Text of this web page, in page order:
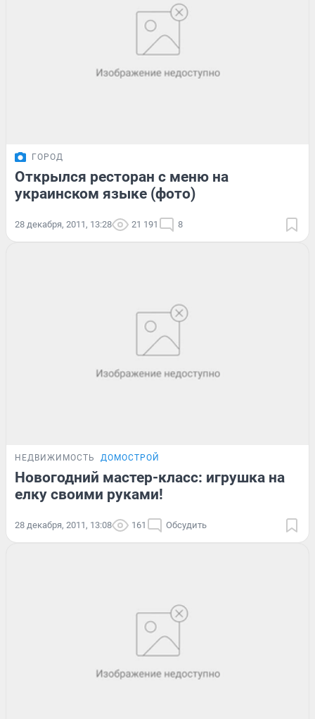
ГОРОД
Открылся ресторан с меню на
украинском языке (фото)
28 декабря, 2011, 13:28 21 191 8
НЕДВИЖИМОСТЬ ДОМОСТРОЙ
Новогодний мастер-класс: игрушка на
елку своими руками!
28 декабря, 2011, 13:08 161 Обсудить